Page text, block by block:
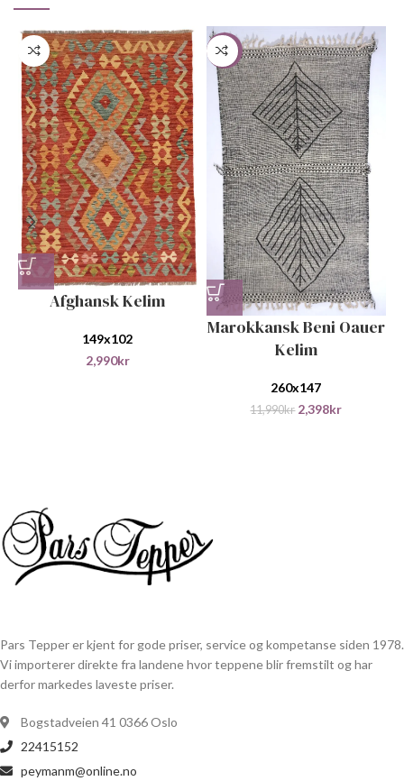
Afghansk Kelim
149x102
2,990kr
-80%
Marokkansk Beni Oauer
Kelim
260x147
11,990kr 2,398kr
Pars Tepper er kjent for gode priser, service og kompetanse siden 1978.
Vi importerer direkte fra landene hvor teppene blir fremstilt og har
derfor markedes laveste priser.
Bogstadveien 41 0366 Oslo
22415152
peymanm@online.no